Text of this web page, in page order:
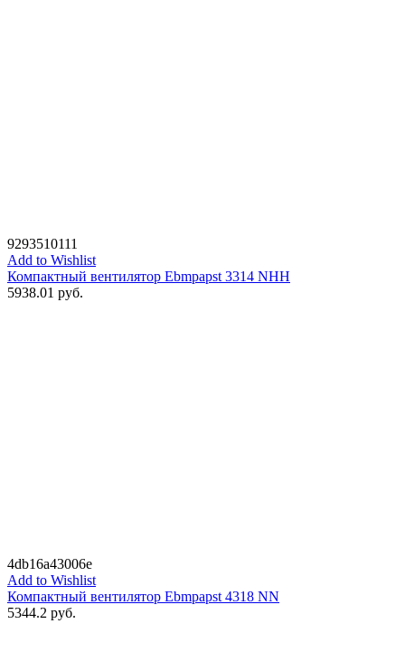
9293510111
Add to Wishlist
Компактный вентилятор Ebmpapst 3314 NHH
5938.01 руб.
4db16a43006e
Add to Wishlist
Компактный вентилятор Ebmpapst 4318 NN
5344.2 руб.